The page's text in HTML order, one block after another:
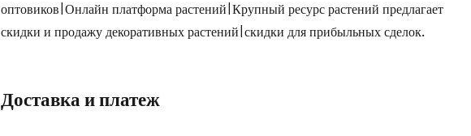
оптовиков|Онлайн платформа растений|Крупный ресурс растений предлагает
скидки и продажу декоративных растений|скидки для прибыльных сделок.
Доставка и платеж